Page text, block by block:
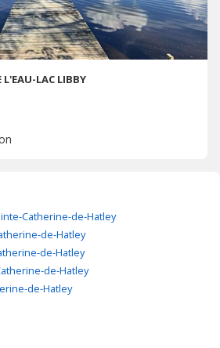
LAC LIBBY
Catherine-de-Hatley
de-Hatley
de-Hatley
de-Hatley
de-Hatley